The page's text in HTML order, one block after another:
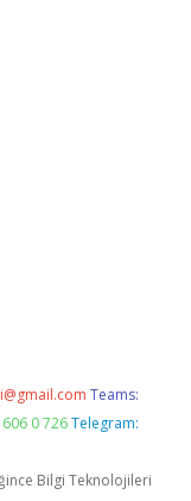
Teams:
0 726 Telegram:
Bilgi Teknolojileri